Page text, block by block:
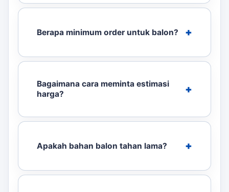
Berapa minimum order untuk balon?
Bagaimana cara meminta estimasi
harga?
Apakah bahan balon tahan lama?